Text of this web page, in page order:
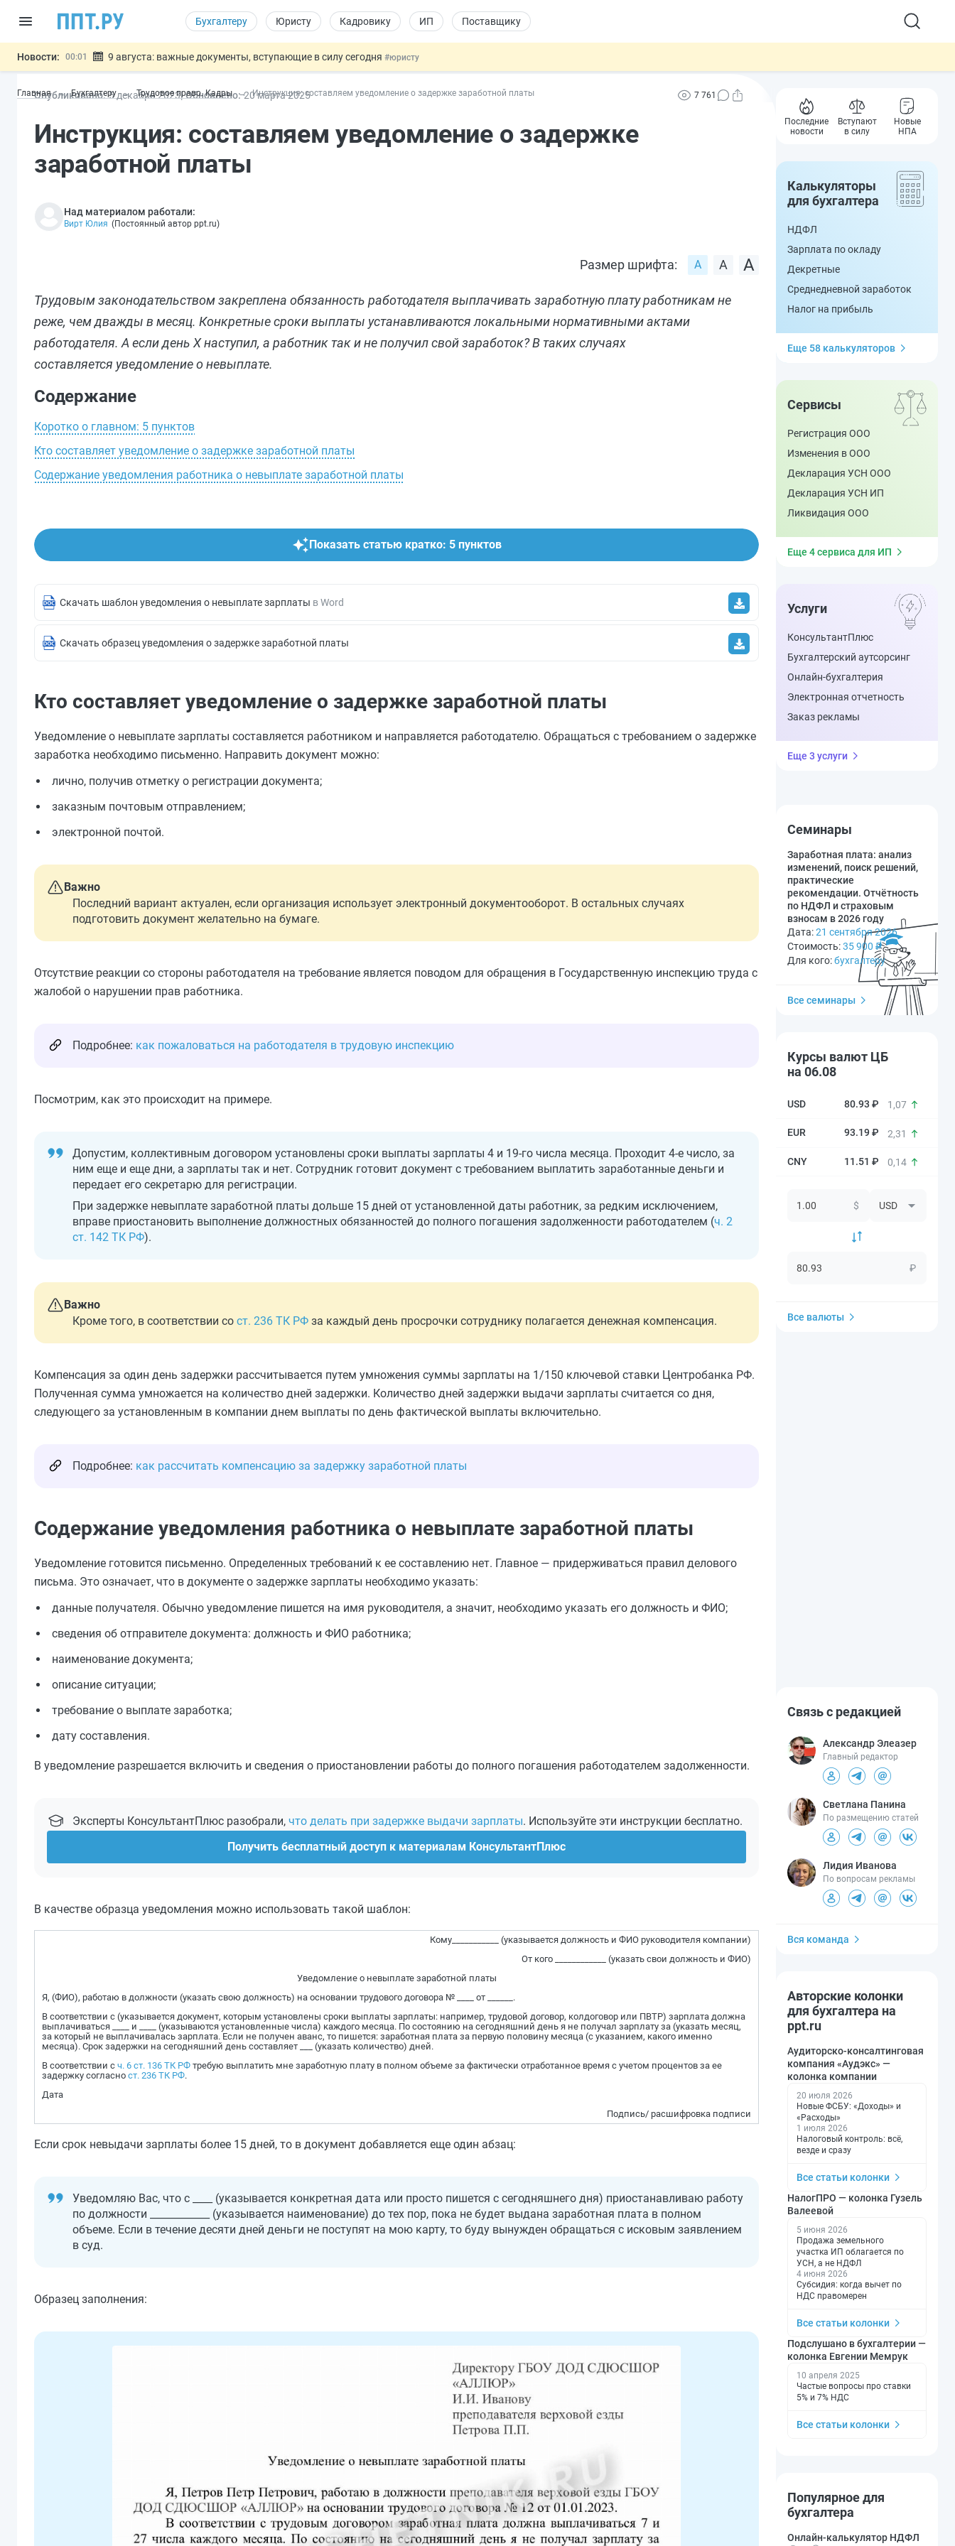
Бухгалтеру Юристу Кадровику ИП Поставщику
Новости: 00:01 9 августа: важные документы, вступающие в силу сегодня #юристу
07.08 Дистанционную работу беременных пропишут в ТК РФ #кадровику
07.08
Важно Разработают единые критерии трудовых и ГПХ-отношений #кадровику
Главная Бухгалтеру Трудовое право. Кадры Инструкция: составляем уведомление о задержке заработной платы
Опубликовано: 5 декабря2023 Обновлено: 20 марта2025 7 761
Инструкция: составляем уведомление о задержке
заработной платы
Над материалом работали:
Вирт Юлия (Постоянный автор ppt.ru)
Размер шрифта:
Трудовым законодательством закреплена обязанность работодателя выплачивать заработную плату работникам не
реже, чем дважды в месяц. Конкретные сроки выплаты устанавливаются локальными нормативными актами
работодателя. А если день Х наступил, а работник так и не получил свой заработок? В таких случаях
составляется уведомление о невыплате.
Содержание
Коротко о главном: 5 пунктов
Кто составляет уведомление о задержке заработной платы
Содержание уведомления работника о невыплате заработной платы
Показать статью кратко: 5 пунктов
Скачать шаблон уведомления о невыплате зарплаты в Word
Cкачать образец уведомления о задержке заработной платы
Кто составляет уведомление о задержке заработной платы
Уведомление о невыплате зарплаты составляется работником и направляется работодателю. Обращаться с требованием о задержке
заработка необходимо письменно. Направить документ можно:
лично, получив отметку о регистрации документа;
заказным почтовым отправлением;
электронной почтой.
Важно
Последний вариант актуален, если организация использует электронный документооборот. В остальных случаях
подготовить документ желательно на бумаге.
Отсутствие реакции со стороны работодателя на требование является поводом для обращения в Государственную инспекцию труда с
жалобой о нарушении прав работника.
Подробнее: как пожаловаться на работодателя в трудовую инспекцию
Посмотрим, как это происходит на примере.
Допустим, коллективным договором установлены сроки выплаты зарплаты 4 и 19-го числа месяца. Проходит 4-е число, за
ним еще и еще дни, а зарплаты так и нет. Сотрудник готовит документ с требованием выплатить заработанные деньги и
передает его секретарю для регистрации.
При задержке невыплате заработной платы дольше 15 дней от установленной даты работник, за редким исключением,
вправе приостановить выполнение должностных обязанностей до полного погашения задолженности работодателем (ч. 2
ст. 142 ТК РФ).
Важно
Кроме того, в соответствии со ст. 236 ТК РФ за каждый день просрочки сотруднику полагается денежная компенсация.
Компенсация за один день задержки рассчитывается путем умножения суммы зарплаты на 1/150 ключевой ставки Центробанка РФ.
Полученная сумма умножается на количество дней задержки. Количество дней задержки выдачи зарплаты считается со дня,
следующего за установленным в компании днем выплаты по день фактической выплаты включительно.
Подробнее: как рассчитать компенсацию за задержку заработной платы
Содержание уведомления работника о невыплате заработной платы
Уведомление готовится письменно. Определенных требований к ее составлению нет. Главное — придерживаться правил делового
письма. Это означает, что в документе о задержке зарплаты необходимо указать:
данные получателя. Обычно уведомление пишется на имя руководителя, а значит, необходимо указать его должность и ФИО;
сведения об отправителе документа: должность и ФИО работника;
наименование документа;
описание ситуации;
требование о выплате заработка;
дату составления.
В уведомление разрешается включить и сведения о приостановлении работы до полного погашения работодателем задолженности.
Эксперты КонсультантПлюс разобрали, что делать при задержке выдачи зарплаты. Используйте эти инструкции бесплатно.
Получить бесплатный доступ к материалам КонсультантПлюс
В качестве образца уведомления можно использовать такой шаблон:
Кому___________ (указывается должность и ФИО руководителя компании)
От кого ____________ (указать свои должность и ФИО)
Уведомление о невыплате заработной платы
Я, (ФИО), работаю в должности (указать свою должность) на основании трудового договора № ____ от ______.
В соответствии с (указывается документ, которым установлены сроки выплаты зарплаты: например, трудовой договор, колдоговор или ПВТР) зарплата должна
выплачиваться ____ и ____ (указываются установленные числа) каждого месяца. По состоянию на сегодняшний день я не получал зарплату за (указать месяц,
за который не выплачивалась зарплата. Если не получен аванс, то пишется: заработная плата за первую половину месяца (с указанием, какого именно
месяца). Срок задержки на сегодняшний день составляет ___ (указать количество) дней.
В соответствии с ч. 6 ст. 136 ТК РФ требую выплатить мне заработную плату в полном объеме за фактически отработанное время с учетом процентов за ее
задержку согласно ст. 236 ТК РФ.
Дата
Подпись/ расшифровка подписи
Если срок невыдачи зарплаты более 15 дней, то в документ добавляется еще один абзац:
Уведомляю Вас, что с ____ (указывается конкретная дата или просто пишется с сегодняшнего дня) приостанавливаю работу
по должности ____________ (указывается наименование) до тех пор, пока не будет выдана заработная плата в полном
объеме. Если в течение десяти дней деньги не поступят на мою карту, то буду вынужден обращаться с исковым заявлением
в суд.
Образец заполнения:
Последние
новости
Вступают
в силу
Новые
НПА
Калькуляторы
для бухгалтера
НДФЛ
Зарплата по окладу
Декретные
Среднедневной заработок
Налог на прибыль
Еще 58 калькуляторов
Сервисы
Регистрация ООО
Изменения в ООО
Декларация УСН ООО
Декларация УСН ИП
Ликвидация ООО
Еще 4 сервиса для ИП
Услуги
КонсультантПлюс
Бухгалтерский аутсорсинг
Онлайн-бухгалтерия
Электронная отчетность
Заказ рекламы
Еще 3 услуги
Семинары
Заработная плата: анализ
изменений, поиск решений,
практические
рекомендации. Отчётность
по НДФЛ и страховым
взносам в 2026 году
Дата:21 сентября 2026
Стоимость:35 900 ₽
Для кого:бухгалтеру
Все семинары
Курсы валют ЦБ
на 06.08
80.93 ₽ 1,07
93.19 ₽ 2,31
11.51 ₽ 0,14
$
₽
Все валюты
Связь с редакцией
Александр Элеазер
Главный редактор
Светлана Панина
По размещению статей
Лидия Иванова
По вопросам рекламы
Вся команда
Авторские колонки
для бухгалтера на
ppt.ru
Аудиторско-консалтинговая
компания «Аудэкс» —
колонка компании
20 июля 2026
Новые ФСБУ: «Доходы» и
«Расходы»
1 июля 2026
Налоговый контроль: всё,
везде и сразу
Все статьи колонки
НалогПРО — колонка Гузель
Валеевой
5 июня 2026
Продажа земельного
участка ИП облагается по
УСН, а не НДФЛ
4 июня 2026
Субсидия: когда вычет по
НДС правомерен
Все статьи колонки
Подслушано в бухгалтерии —
колонка Евгении Мемрук
10 апреля 2025
Частые вопросы про ставки
5% и 7% НДС
Все статьи колонки
Популярное для
бухгалтера
Онлайн-калькулятор НДФЛ